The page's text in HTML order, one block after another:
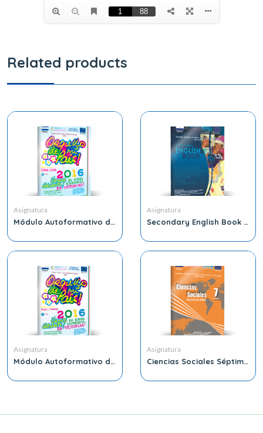
Related products
Asignatura
Módulo Autoformativo de
Grado
Asignatura
Secondary English Book 8
Asignatura
Módulo Autoformativo de
Grado
Asignatura
Ciencias Sociales Séptimo